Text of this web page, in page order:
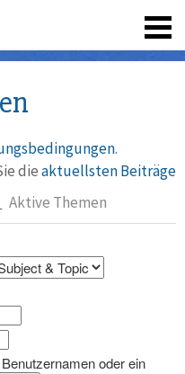
.
dieaktuellsten Beiträge
Aktive Themen
oder ein